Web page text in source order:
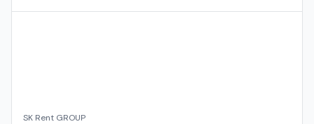
SK Rent GROUP